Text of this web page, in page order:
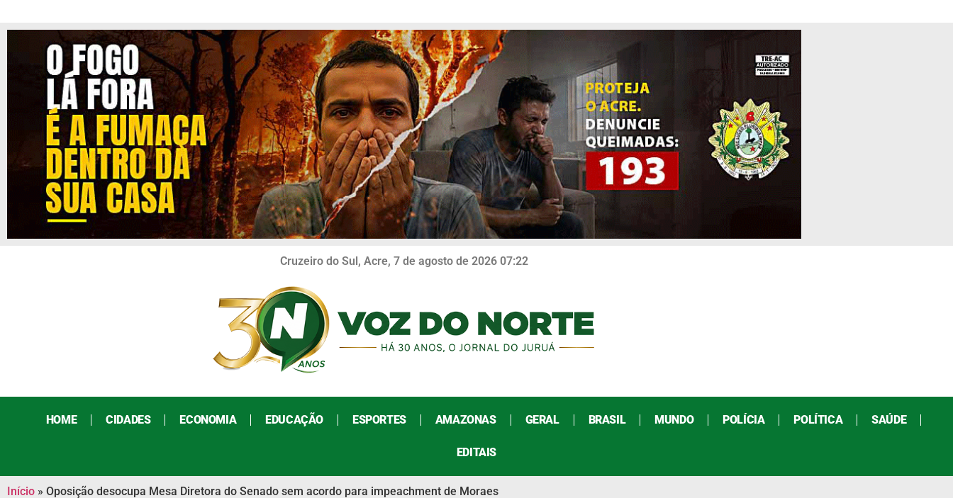
Cruzeiro do Sul, Acre, 7 de agosto de 2026 07:22
HOME CIDADES ECONOMIA EDUCAÇÃO ESPORTES AMAZONAS GERAL BRASIL MUNDO POLÍCIA POLÍTICA SAÚDE
EDITAIS
Início » Oposição desocupa Mesa Diretora do Senado sem acordo para impeachment de Moraes